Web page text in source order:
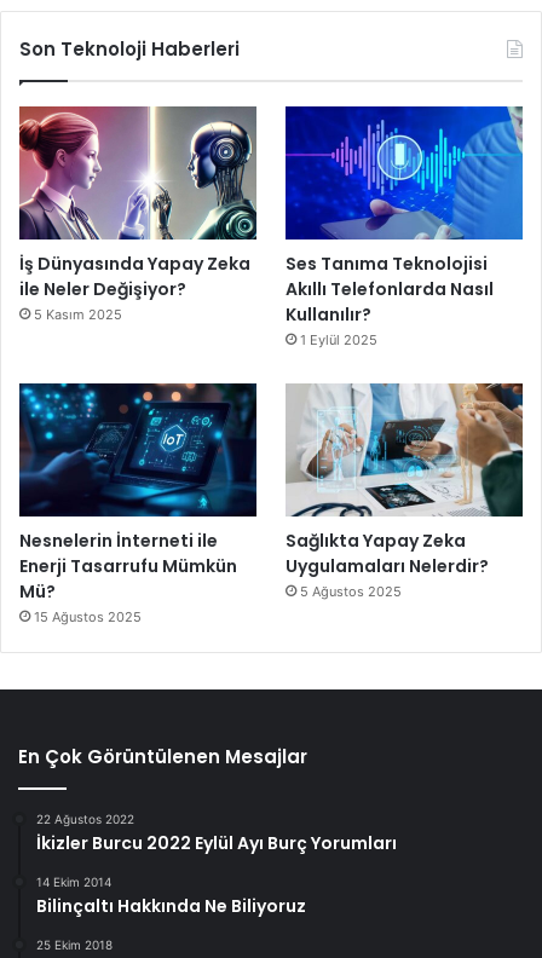
Son Teknoloji Haberleri
İş Dünyasında Yapay Zeka
ile Neler Değişiyor?
5 Kasım 2025
Ses Tanıma Teknolojisi
Akıllı Telefonlarda Nasıl
Kullanılır?
1 Eylül 2025
Nesnelerin İnterneti ile
Enerji Tasarrufu Mümkün
Mü?
15 Ağustos 2025
Sağlıkta Yapay Zeka
Uygulamaları Nelerdir?
5 Ağustos 2025
En Çok Görüntülenen Mesajlar
22 Ağustos 2022
İkizler Burcu 2022 Eylül Ayı Burç Yorumları
14 Ekim 2014
Bilinçaltı Hakkında Ne Biliyoruz
25 Ekim 2018